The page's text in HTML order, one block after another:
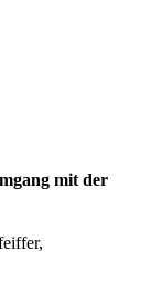
mit der
,